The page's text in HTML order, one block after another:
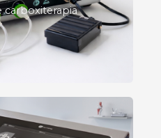
carboxiterapia